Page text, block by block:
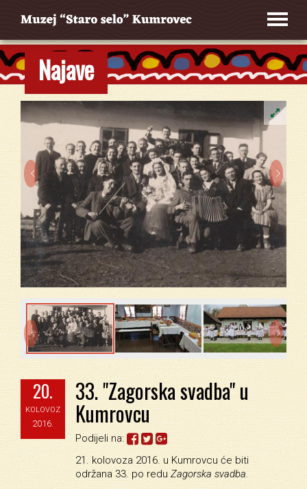
Najave
 
 
20.
KOLOVOZ
2016.
33. "Zagorska svadba" u
Kumrovcu
Podijeli na:
21. kolovoza 2016. u Kumrovcu će biti
održana 33. po reduZagorska svadba.